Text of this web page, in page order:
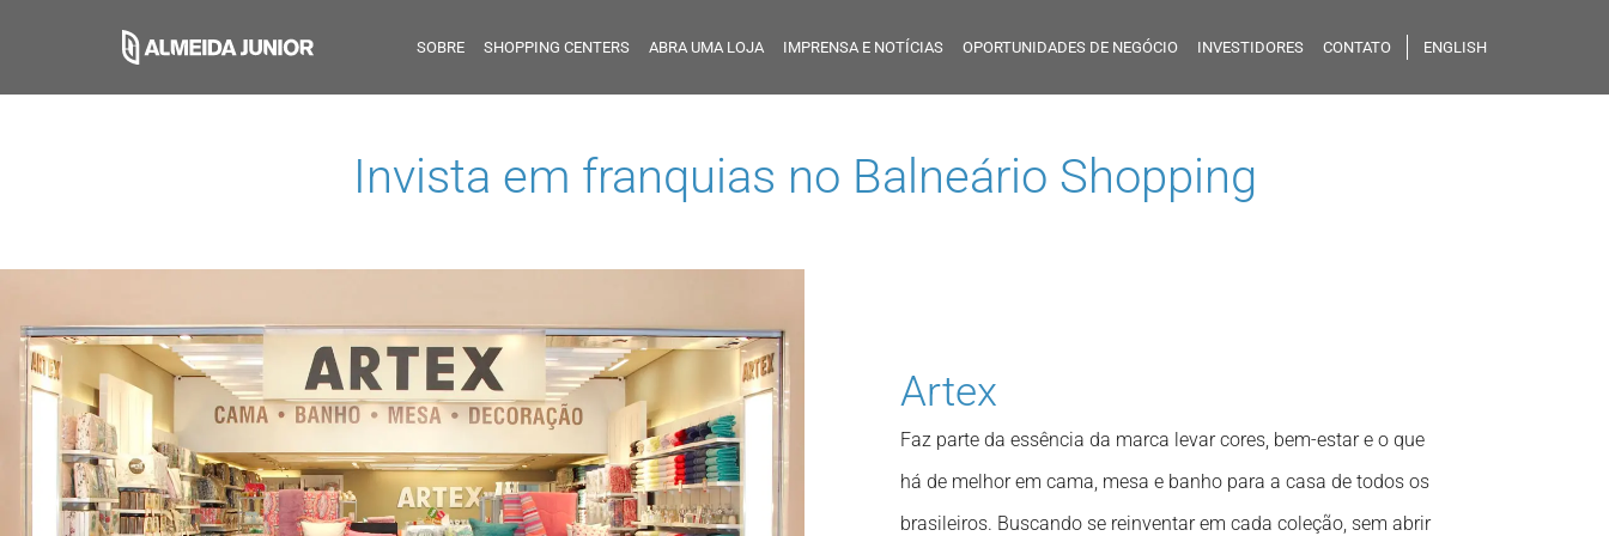
SOBRE SHOPPING CENTERS ABRA UMA LOJA IMPRENSA E NOTÍCIAS OPORTUNIDADES DE NEGÓCIO INVESTIDORES CONTATO ENGLISH
Invista em franquias no Balneário Shopping
Artex
Faz parte da essência da marca levar cores, bem-estar e o que
há de melhor em cama, mesa e banho para a casa de todos os
brasileiros. Buscando se reinventar em cada coleção, sem abrir